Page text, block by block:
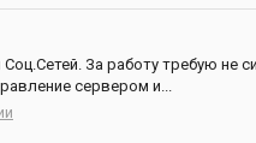
За работу требую не
сервером и...